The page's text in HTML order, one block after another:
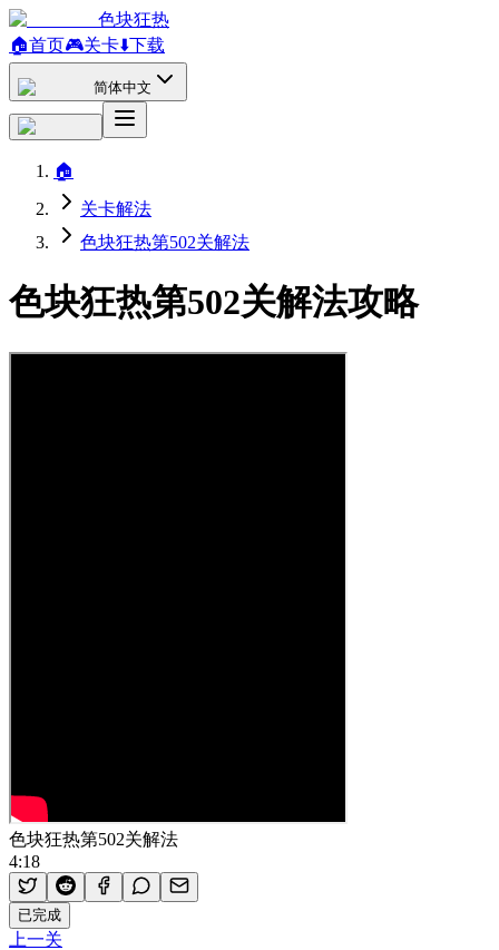
色块狂热
🏠首页🎮关卡⬇️下载
简体中文
🏠
关卡解法
色块狂热第502关解法
色块狂热第502关解法攻略
色块狂热第502关解法
4:18
已完成
上一关